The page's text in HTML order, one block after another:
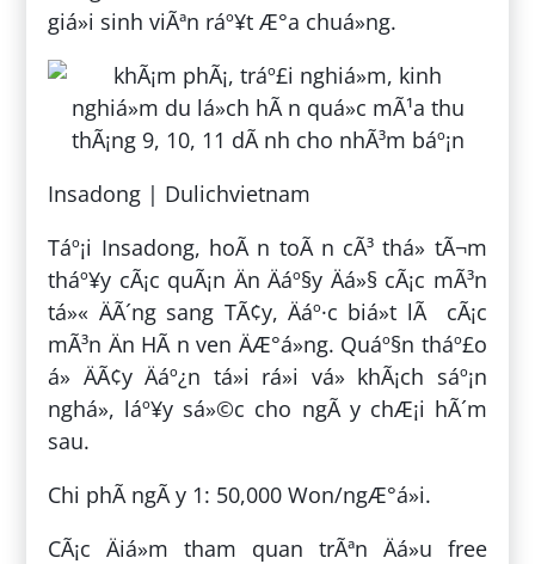
giá»i sinh viÃªn ráº¥t Æ°a chuá»ng.
Insadong | Dulichvietnam
Táº¡i Insadong, hoÃ n toÃ n cÃ³ thá» tÃ¬m
tháº¥y cÃ¡c quÃ¡n Än Äáº§y Äá»§ cÃ¡c mÃ³n
tá»« ÄÃ´ng sang TÃ¢y, Äáº·c biá»t lÃ cÃ¡c
mÃ³n Än HÃ n ven ÄÆ°á»ng. Quáº§n tháº£o
á» ÄÃ¢y Äáº¿n tá»i rá»i vá» khÃ¡ch sáº¡n
nghá», láº¥y sá»©c cho ngÃ y chÆ¡i hÃ´m
sau.
Chi phÃ­ ngÃ y 1: 50,000 Won/ngÆ°á»i.
CÃ¡c Äiá»m tham quan trÃªn Äá»u free